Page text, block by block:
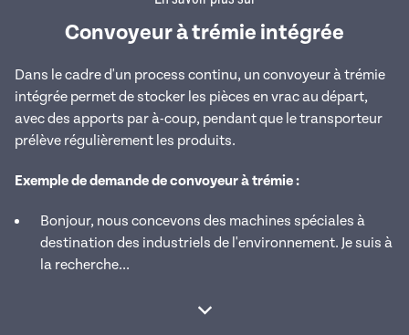
Convoyeur à trémie intégrée
Dans le cadre d'un process continu, un convoyeur à trémie
intégrée permet de stocker les pièces en vrac au départ,
avec des apports par à-coup, pendant que le transporteur
prélève régulièrement les produits.
Exemple de demande de convoyeur à trémie :
Bonjour, nous concevons des machines spéciales à
destination des industriels de l'environnement. Je suis à
la recherche...
Afficher la suite